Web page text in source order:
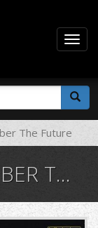
The Future